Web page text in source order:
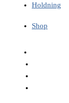
Holdning
Shop